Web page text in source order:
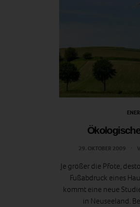
29. OKTOBER 2009
Je größer die Pfote,
Fußabdruck eines
kommt eine neue
in Neuseeland.